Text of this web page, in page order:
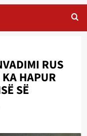
RUS
HAPUR
SË